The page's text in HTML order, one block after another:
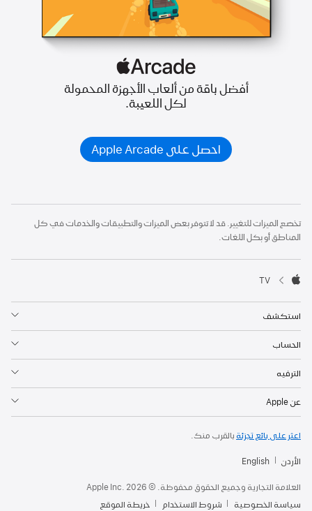
أفضل باقة من ألعاب الأجهزة المحمولة
لكل اللعيبة.
احصل على Apple Arcade‏
Footer
تخضع الميزات للتغيير. قد لا تتوفر بعض الميزات والتطبيقات والخدمات في كل
المناطق أو بكل اللغات.

TV
استكشف
الحساب
الترفيه
عن Apple
اعثر على بائع تجزئة بالقرب منك.
الأردن English
العلامة التجارية وجميع الحقوق محفوظة. © 2026 ‏.Apple Inc
سياسة الخصوصية
شروط الاستخدام خريطة الموقع